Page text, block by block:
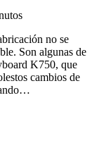
no se
Son algunas de
K750, que
cambios de